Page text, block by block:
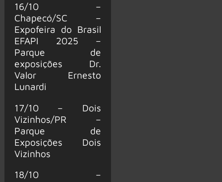
16/10 –
Chapecó/SC –
Expofeira do Brasil
EFAPI 2025 –
Parque de
exposições Dr.
Valor Ernesto
Lunardi
17/10 – Dois
Vizinhos/PR –
Parque de
Exposições Dois
Vizinhos
18/10 –